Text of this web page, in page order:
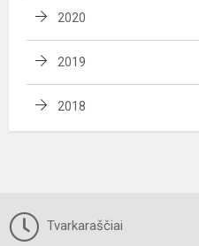
2020
2019
2018
Tvarkaraščiai